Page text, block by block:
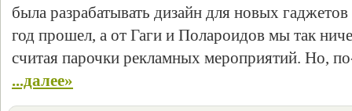
была разрабатывать дизайн для новых
год прошел, а от Гаги и Полароидов мы так
считая парочки рекламных мероприятий. Но,
...далее»